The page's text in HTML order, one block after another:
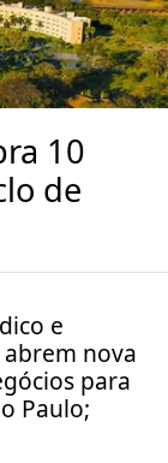
10
de
e
nova
para
Paulo;